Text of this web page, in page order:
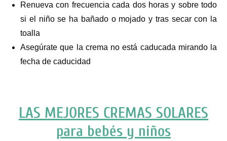
Renueva con frecuencia cada dos horas y sobre todo
si el niño se ha bañado o mojado y tras secar con la
toalla
Asegúrate que la crema no está caducada mirando la
fecha de caducidad
LAS MEJORES CREMAS SOLARES
para bebés y niños